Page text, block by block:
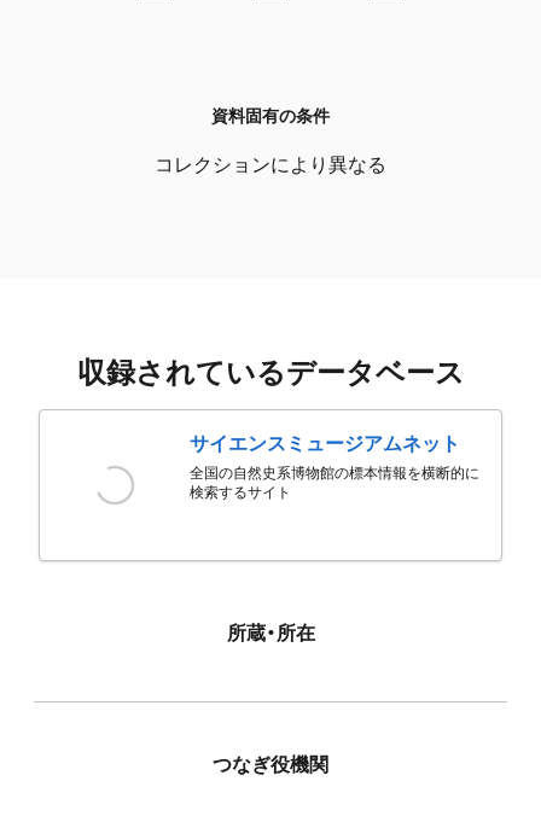
資料固有の条件
コレクションにより異なる
収録されているデータベース
サイエンスミュージアムネット
全国の自然史系博物館の標本情報を横断的に
検索するサイト
所蔵・所在
つなぎ役機関